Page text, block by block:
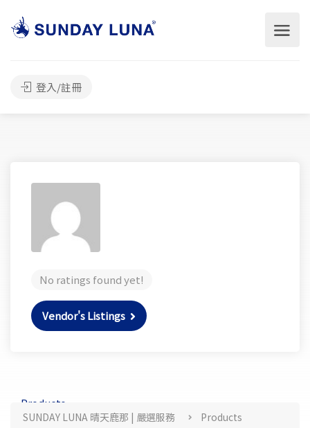
登入/註冊
No ratings found yet!
Vendor's Listings
Products
SUNDAY LUNA 晴天鹿那 | 嚴選服務
Products